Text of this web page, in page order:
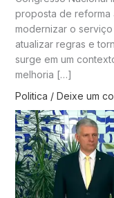
proposta de reforma
modernizar o
atualizar regras e
surge em um
melhoria […]
Politica / Deixe um